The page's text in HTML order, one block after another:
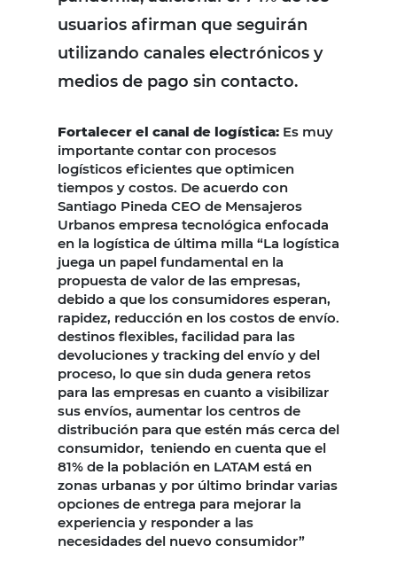
usuarios afirman que seguirán
utilizando canales electrónicos y
medios de pago sin contacto.
Fortalecer el canal de logística: Es muy
importante contar con procesos
logísticos eficientes que optimicen
tiempos y costos. De acuerdo con
Santiago Pineda CEO de Mensajeros
Urbanos empresa tecnológica enfocada
en la logística de última milla “La logística
juega un papel fundamental en la
propuesta de valor de las empresas,
debido a que los consumidores esperan,
rapidez, reducción en los costos de envío.
destinos flexibles, facilidad para las
devoluciones y tracking del envío y del
proceso, lo que sin duda genera retos
para las empresas en cuanto a visibilizar
sus envíos, aumentar los centros de
distribución para que estén más cerca del
consumidor, teniendo en cuenta que el
81% de la población en LATAM está en
zonas urbanas y por último brindar varias
opciones de entrega para mejorar la
experiencia y responder a las
necesidades del nuevo consumidor”